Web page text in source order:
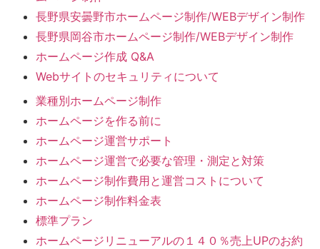
長野県安曇野市ホームページ制作/WEBデザイン制作
長野県岡谷市ホームページ制作/WEBデザイン制作
ホームページ作成 Q&A
Webサイトのセキュリティについて
業種別ホームページ制作
ホームページを作る前に
ホームページ運営サポート
ホームページ運営で必要な管理・測定と対策
ホームページ制作費用と運営コストについて
ホームページ制作料金表
標準プラン
ホームページリニューアルの１４０％売上UPのお約